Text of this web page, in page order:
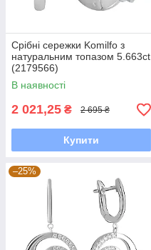
Срібні сережки Komilfo з
натуральним топазом 5.663ct
(2179566)
В наявності
2 021,25 ₴ 2 695 ₴
Купити
–25%